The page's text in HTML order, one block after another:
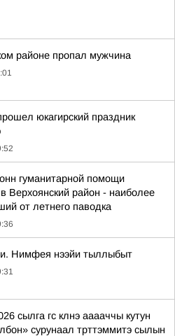
районе пропал мужчина
юкагирский праздник
гуманитарной помощи
Верхоянский район - наиболее
от летнего паводка
Нимфея нээйи тыллыбыт
сылга гс клнэ ааааччы кутун
сурунаал трттэммитэ сылын